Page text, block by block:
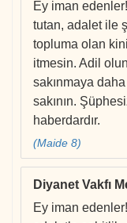
Ey iman
tutan, adalet ile
topluma olan
itmesin. Adil
sakınmaya
sakının.
haberdardır.
(Maide 8)
Diyanet Vakfı
Ey iman